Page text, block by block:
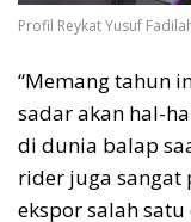
Profil Reykat Yusuf
“Memang tahun
sadar akan hal-
di dunia balap
rider juga sangat
ekspor salah satu